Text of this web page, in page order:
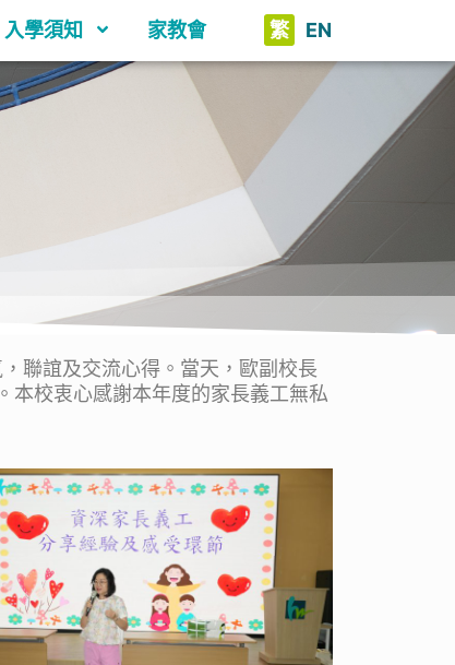
入學須知 家教會 繁 EN
聯誼及交流心得。當天，歐副校長
本校衷心感謝本年度的家長義工無私